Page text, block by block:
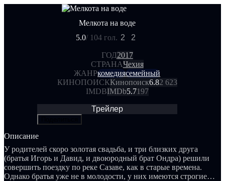
Мелкота на воде
5.0/ 104 гол. 2 2
ГОД2017
СТРАНАЧехия
ЖАНРкомедиясемейный
КИНОПОИСККинопоиск6.82 623
IMDBIMDb5.7197
Трейлер
Описание
У родителей скоро золотая свадьба, и три близких друга
(братья Игорь и Давид, и двоюродный брат Ондра) решили
совершить поездку по реке Сазаве, как в старые времена.
Однако братья уже не в молодости, у них имеются строгие